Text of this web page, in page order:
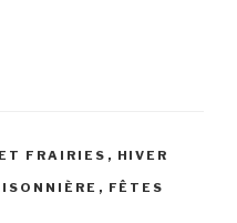
FRAIRIES , HIVER
, FÊTES